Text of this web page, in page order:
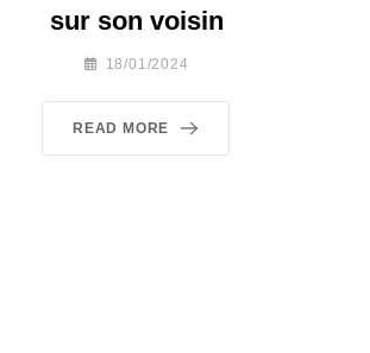
sur son voisin
18/01/2024
READ MORE